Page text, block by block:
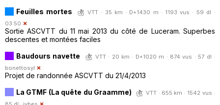
Feuilles mortes
VTT · 35 km · D+1430 m · 1193 vus · 59 dl ·
03:50
Sortie ASCVTT du 11 mai 2013 du côté de Luceram. Superbes
descentes et montées faciles
Baudours navette
VTT · 20 km · D+1020 m · 874 vus · 57 dl ·
bonettosyl
Projet de randonnée ASCVTT du 21/4/2013
La GTMF (La quête du Graamme)
VTT · 655 km · 1542 vus ·